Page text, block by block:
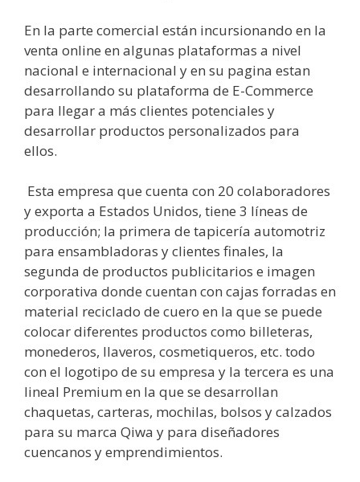
En la parte comercial están incursionando en la
venta online en algunas plataformas a nivel
nacional e internacional y en su pagina estan
desarrollando su plataforma de E-Commerce
para llegar a más clientes potenciales y
desarrollar productos personalizados para
ellos.
Esta empresa que cuenta con 20 colaboradores
y exporta a Estados Unidos, tiene 3 líneas de
producción; la primera de tapicería automotriz
para ensambladoras y clientes finales, la
segunda de productos publicitarios e imagen
corporativa donde cuentan con cajas forradas en
material reciclado de cuero en la que se puede
colocar diferentes productos como billeteras,
monederos, llaveros, cosmetiqueros, etc. todo
con el logotipo de su empresa y la tercera es una
lineal Premium en la que se desarrollan
chaquetas, carteras, mochilas, bolsos y calzados
para su marca Qiwa y para diseñadores
cuencanos y emprendimientos.